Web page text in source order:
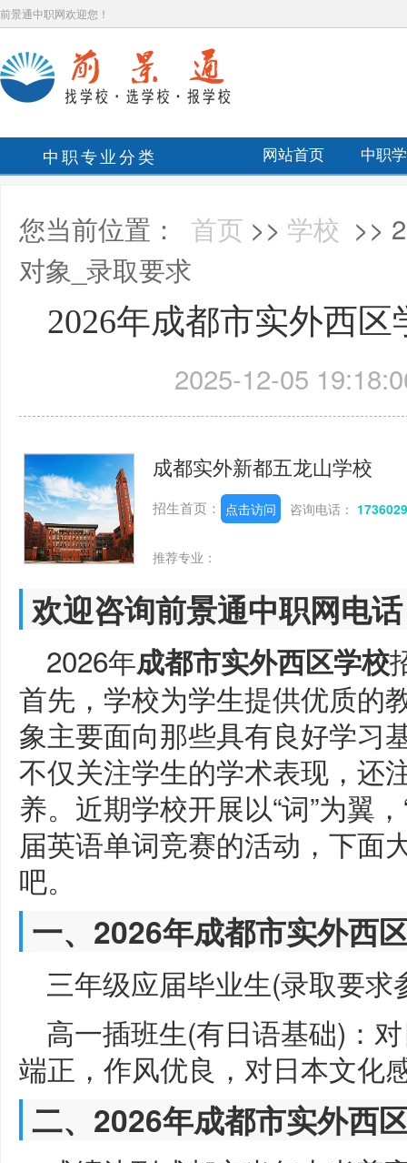
前景通中职网欢迎您！
中职专业分类 网站首页 中职
您当前位置： 首页 >> 学校 >>
对象_录取要求
2026年成都市实外西
2025-12-05
成都实外新都五龙山学校
招生首页： 点击访问 咨询电话：
推荐专业：
欢迎咨询前景通中职网电
2026年成都市实外西区学校
首先，学校为学生提供优质的
象主要面向那些具有良好学习
不仅关注学生的学术表现，还
养。近期学校开展以“词”为翼
届英语单词竞赛的活动，下面
吧。
一、2026年成都市实外西
三年级应届毕业生(录取要
高一插班生(有日语基础)：
端正，作风优良，对日本文化
二、2026年成都市实外西